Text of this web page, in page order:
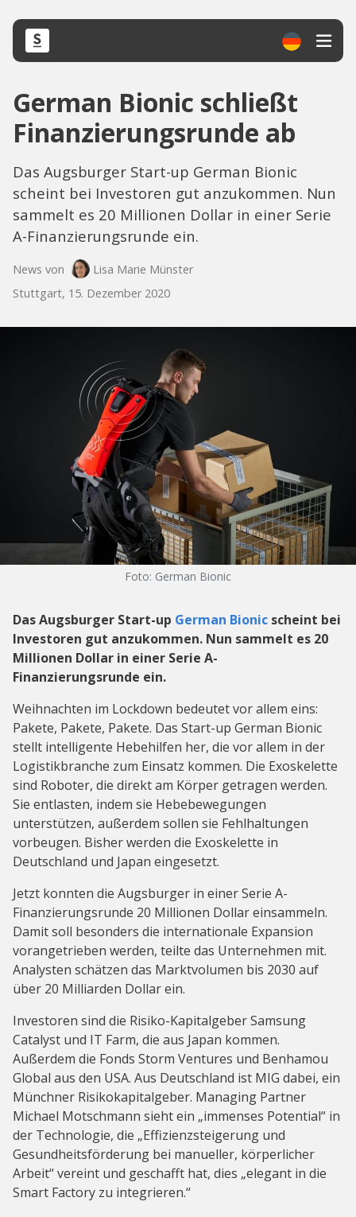
German Bionic schließt
Finanzierungsrunde ab
Das Augsburger Start-up German Bionic
scheint bei Investoren gut anzukommen. Nun
sammelt es 20 Millionen Dollar in einer Serie
A-Finanzierungsrunde ein.
News von
Lisa Marie Münster
Stuttgart, 15. Dezember 2020
Foto: German Bionic
Das Augsburger Start-up German Bionic scheint bei
Investoren gut anzukommen. Nun sammelt es 20
Millionen Dollar in einer Serie A-
Finanzierungsrunde ein.
Weihnachten im Lockdown bedeutet vor allem eins:
Pakete, Pakete, Pakete. Das Start-up German Bionic
stellt intelligente Hebehilfen her, die vor allem in der
Logistikbranche zum Einsatz kommen. Die Exoskelette
sind Roboter, die direkt am Körper getragen werden.
Sie entlasten, indem sie Hebebewegungen
unterstützen, außerdem sollen sie Fehlhaltungen
vorbeugen. Bisher werden die Exoskelette in
Deutschland und Japan eingesetzt.
Jetzt konnten die Augsburger in einer Serie A-
Finanzierungsrunde 20 Millionen Dollar einsammeln.
Damit soll besonders die internationale Expansion
vorangetrieben werden, teilte das Unternehmen mit.
Analysten schätzen das Marktvolumen bis 2030 auf
über 20 Milliarden Dollar ein.
Investoren sind die Risiko-Kapitalgeber Samsung
Catalyst und IT Farm, die aus Japan kommen.
Außerdem die Fonds Storm Ventures und Benhamou
Global aus den USA. Aus Deutschland ist MIG dabei, ein
Münchner Risikokapitalgeber. Managing Partner
Michael Motschmann sieht ein „immenses Potential“ in
der Technologie, die „Effizienzsteigerung und
Gesundheitsförderung bei manueller, körperlicher
Arbeit“ vereint und geschafft hat, dies „elegant in die
Smart Factory zu integrieren.“